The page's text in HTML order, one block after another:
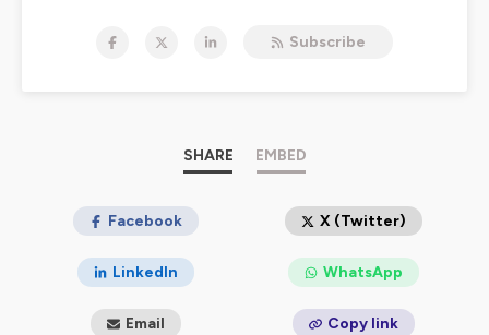
ou même dans la voiture...) du contenu spécifiquement
Seront abordées des thématiques telles que marchés
agricoles, le machinisme et les sujets agricoles du
et des partages d'expérience.
d'heure chaque mois !
Ce podcast vous est proposé par
Terre-net.fretWeb-
Subscribe
SHARE EMBED
Facebook X (Twitter)
LinkedIn WhatsApp
Email Copy link